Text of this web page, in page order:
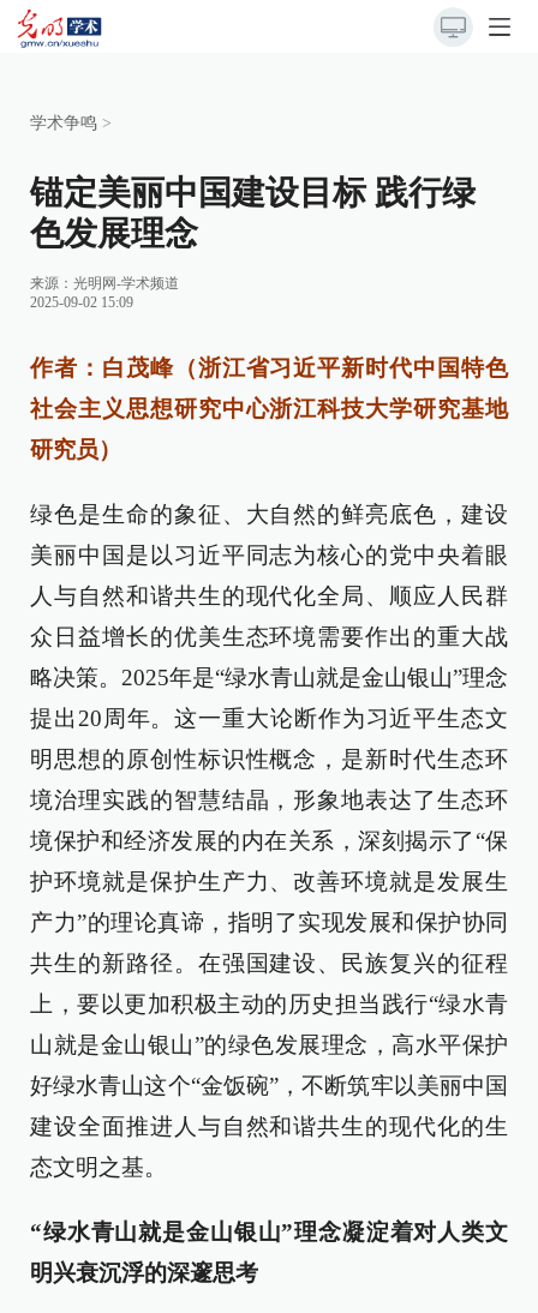
学术争鸣 >
锚定美丽中国建设目标 践行绿
色发展理念
来源： 光明网-学术频道
2025-09-02 15:09
作者：白茂峰（浙江省习近平新时代中国特色
社会主义思想研究中心浙江科技大学研究基地
研究员）
绿色是生命的象征、大自然的鲜亮底色，建设
美丽中国是以习近平同志为核心的党中央着眼
人与自然和谐共生的现代化全局、顺应人民群
众日益增长的优美生态环境需要作出的重大战
略决策。2025年是“绿水青山就是金山银山”理念
提出20周年。这一重大论断作为习近平生态文
明思想的原创性标识性概念，是新时代生态环
境治理实践的智慧结晶，形象地表达了生态环
境保护和经济发展的内在关系，深刻揭示了“保
护环境就是保护生产力、改善环境就是发展生
产力”的理论真谛，指明了实现发展和保护协同
共生的新路径。在强国建设、民族复兴的征程
上，要以更加积极主动的历史担当践行“绿水青
山就是金山银山”的绿色发展理念，高水平保护
好绿水青山这个“金饭碗”，不断筑牢以美丽中国
建设全面推进人与自然和谐共生的现代化的生
态文明之基。
“绿水青山就是金山银山”理念凝淀着对人类文
明兴衰沉浮的深邃思考